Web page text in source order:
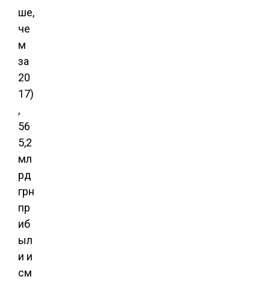
ше,
че
м
за
20
17)
,
56
5,2
мл
рд
грн
пр
иб
ыл
и и
см